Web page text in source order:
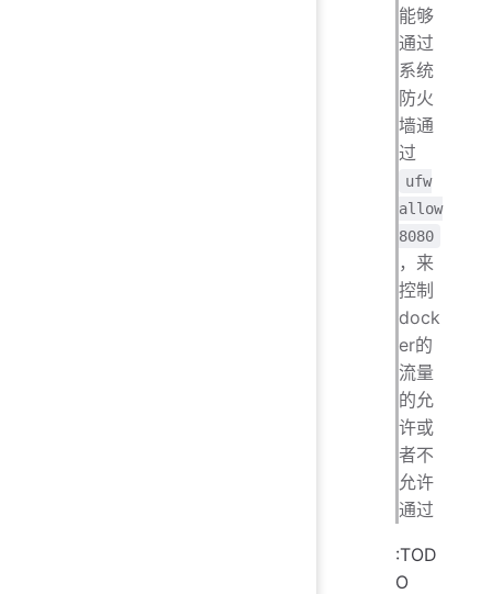
能够
通过
系统
防火
墙通
过
ufw
allow
8080
，来
控制
dock
er的
流量
的允
许或
者不
允许
通过
:TOD
O